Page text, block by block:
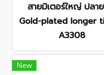
สายมิเตอร์ใหญ่ ปลา
Gold-plated longer
A3308
New